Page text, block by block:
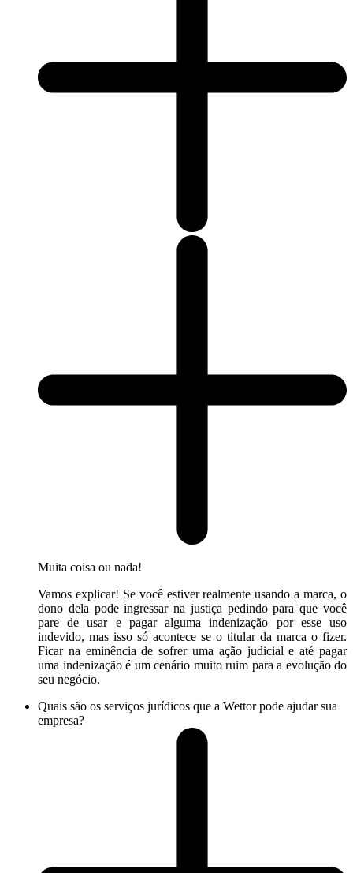
Muita coisa ou nada!
Vamos explicar! Se você estiver realmente usando a marca, o
dono dela pode ingressar na justiça pedindo para que você
pare de usar e pagar alguma indenização por esse uso
indevido, mas isso só acontece se o titular da marca o fizer.
Ficar na eminência de sofrer uma ação judicial e até pagar
uma indenização é um cenário muito ruim para a evolução do
seu negócio.
Quais são os serviços jurídicos que a Wettor pode ajudar sua
empresa?